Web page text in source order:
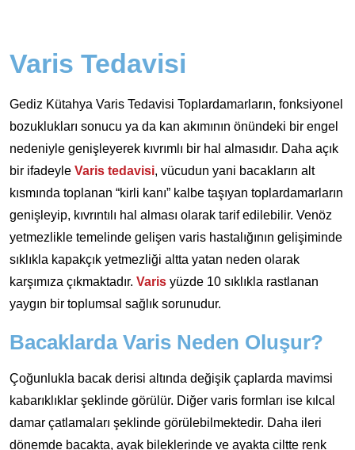
Varis Tedavisi
Gediz Kütahya Varis Tedavisi Toplardamarların, fonksiyonel
bozuklukları sonucu ya da kan akımının önündeki bir engel
nedeniyle genişleyerek kıvrımlı bir hal almasıdır. Daha açık
bir ifadeyle Varis tedavisi, vücudun yani bacakların alt
kısmında toplanan “kirli kanı” kalbe taşıyan toplardamarların
genişleyip, kıvrıntılı hal alması olarak tarif edilebilir. Venöz
yetmezlikle temelinde gelişen varis hastalığının gelişiminde
sıklıkla kapakçık yetmezliği altta yatan neden olarak
karşımıza çıkmaktadır. Varis yüzde 10 sıklıkla rastlanan
yaygın bir toplumsal sağlık sorunudur.
Bacaklarda Varis Neden Oluşur?
Çoğunlukla bacak derisi altında değişik çaplarda mavimsi
kabarıklıklar şeklinde görülür. Diğer varis formları ise kılcal
damar çatlamaları şeklinde görülebilmektedir. Daha ileri
dönemde bacakta, ayak bileklerinde ve ayakta ciltte renk